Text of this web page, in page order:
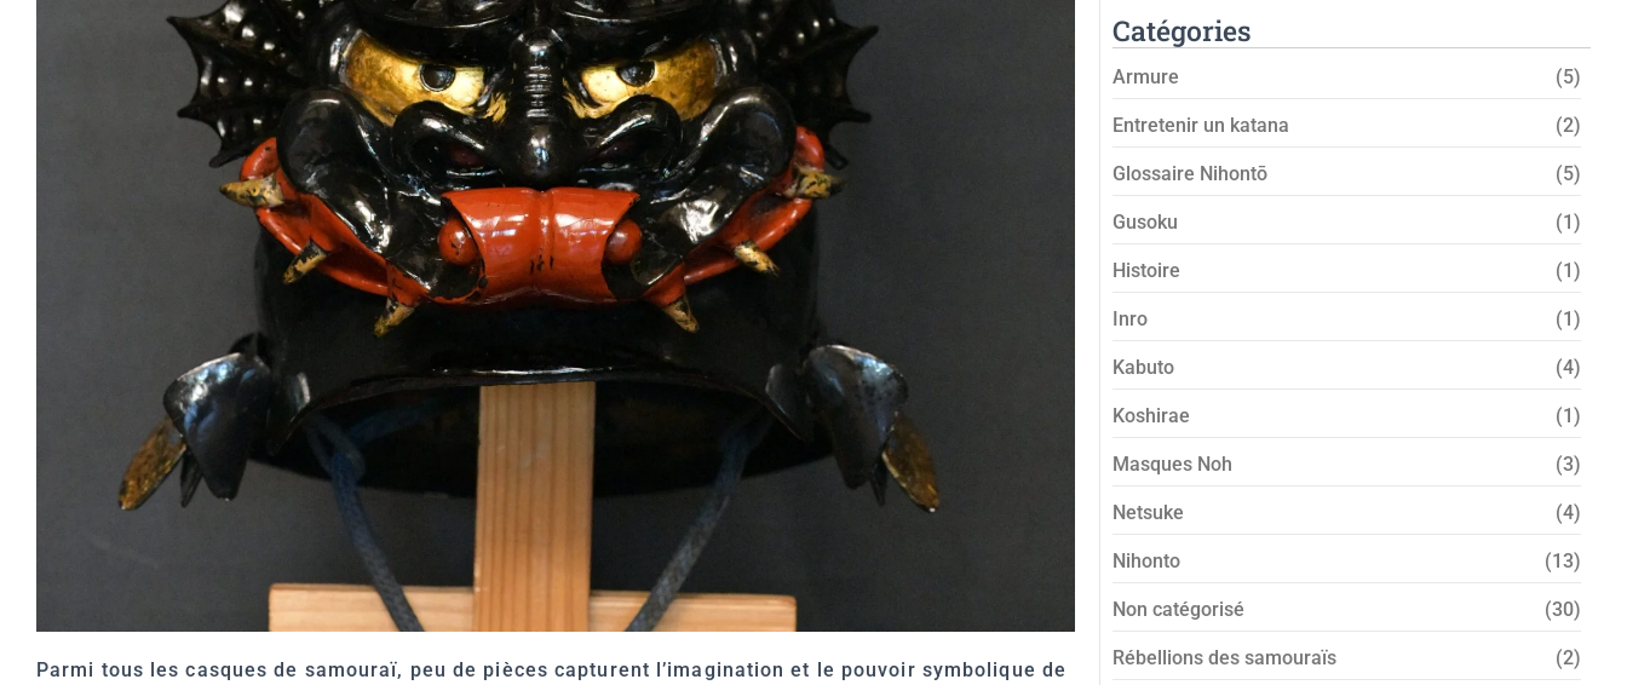
Parmi tous les casques de samouraï, peu de pièces capturent l’imagination et le pouvoir symbolique de
Catégories
Armure (5)
Entretenir un katana (2)
Glossaire Nihontō (5)
Gusoku (1)
Histoire (1)
Inro (1)
Kabuto (4)
Koshirae (1)
Masques Noh (3)
Netsuke (4)
Nihonto (13)
Non catégorisé (30)
Rébellions des samouraïs (2)